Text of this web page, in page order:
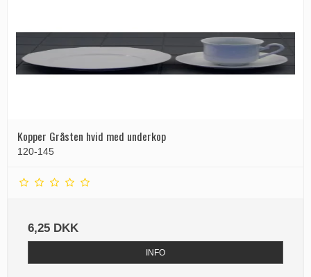
Kopper Gråsten hvid med underkop
120-145
6,25 DKK
INFO